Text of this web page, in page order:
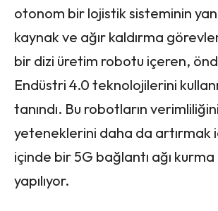
otonom bir lojistik sisteminin
kaynak ve ağır kaldırma
bir dizi üretim robotu içeren,
Endüstri 4.0 teknolojilerini
tanındı. Bu robotların
yeteneklerini daha da artırmak
içinde bir 5G bağlantı ağı kurma
yapılıyor.